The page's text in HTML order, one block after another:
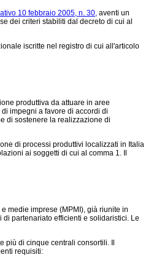
10 febbraio 2005, n. 30, aventi un
dei criteri stabiliti dal decreto di cui al
iscritte nel registro di cui all'articolo
produttiva da attuare in aree
di impegni a favore di accordi di
di sostenere la realizzazione di
di processi produttivi localizzati in Italia
ai soggetti di cui al comma 1. Il
medie imprese (MPMI), già riunite in
partenariato efficienti e solidaristici. Le
di cinque centrali consortili. Il
requisiti: